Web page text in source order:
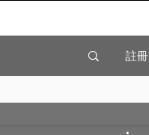
註冊